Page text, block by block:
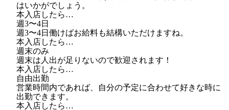
はいかがでしょう。
本入店したら…
週3〜4日
週3〜4日働けばお給料も結構いただけますね。
本入店したら…
週末のみ
週末は人出が足りないので歓迎されます！
本入店したら…
自由出勤
営業時間内であれば、自分の予定に合わせて好きな時に
出勤できます。
本入店したら…